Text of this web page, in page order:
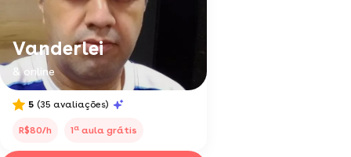
Vanderlei
& online
5 (35 avaliações)
R$80/h 1a aula grátis